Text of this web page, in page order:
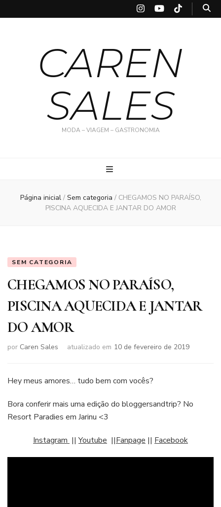
CAREN
SALES
MODA – VIAGEM – GASTRONOMIA
Página inicial / Sem categoria / CHEGAMOS NO PARAÍSO,
PISCINA AQUECIDA E JANTAR DO AMOR
SEM CATEGORIA
CHEGAMOS NO PARAÍSO,
PISCINA AQUECIDA E JANTAR
DO AMOR
por Caren Sales atualizado em 10 de fevereiro de 2019
Hey meus amores… tudo bem com vocês?
Bora conferir mais uma edição do bloggersandtrip? No
Resort Paradies em Jarinu <3
Instagram ||Youtube ||Fanpage || Facebook